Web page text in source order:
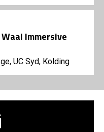
Immersive
UC Syd, Kolding